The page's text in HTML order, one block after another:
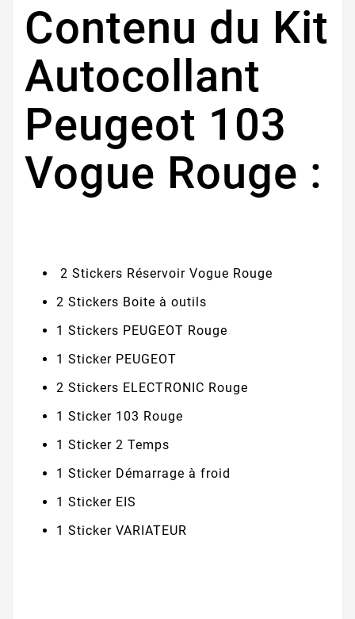
Contenu du Kit
Autocollant
Peugeot 103
Vogue Rouge :
2 Stickers Réservoir Vogue Rouge
2 Stickers Boite à outils
1 Stickers PEUGEOT Rouge
1 Sticker PEUGEOT
2 Stickers ELECTRONIC Rouge
1 Sticker 103 Rouge
1 Sticker 2 Temps
1 Sticker Démarrage à froid
1 Sticker EIS
1 Sticker VARIATEUR